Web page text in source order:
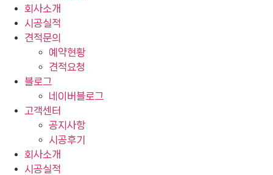
회사소개
시공실적
견적문의
예약현황
견적요청
블로그
네이버블로그
고객센터
공지사항
시공후기
회사소개
시공실적